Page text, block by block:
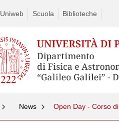
Uniweb Scuola Biblioteche
News Open Day - Corso